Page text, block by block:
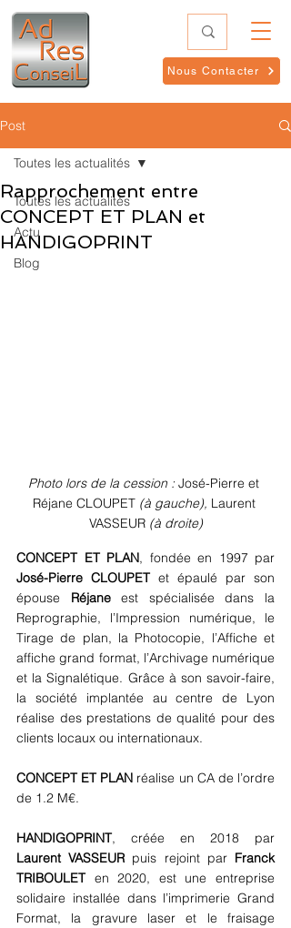
Nous Contacter
Post
Toutes les actualités
Actu
Blog
Toutes les actualités
Rapprochement entre
CONCEPT ET PLAN et
HANDIGOPRINT
Photo lors de la cession : José-Pierre et
Réjane CLOUPET (à gauche), Laurent
VASSEUR (à droite)
CONCEPT ET PLAN
José-Pierre CLOUPET et épaulé par son
épouse Réjane est spécialisée dans la
Reprographie, l’Impression numérique, le
Tirage de plan, la Photocopie, l’Affiche et
affiche grand format, l’Archivage numérique
et la Signalétique. Grâce à son savoir-faire,
la société implantée au centre de Lyon
réalise des prestations de qualité pour des
clients locaux ou internationaux.
CONCEPT ET PLAN réalise un CA de l’ordre
de 1.2 M€.
HANDIGOPRINT
Laurent VASSEUR puis rejoint par Franck
TRIBOULET en 2020, est une entreprise
solidaire installée dans l’imprimerie Grand
Format, la gravure laser et le fraisage